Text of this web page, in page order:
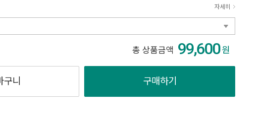
자세히
총 상품금액 99,600원
구니 구매하기